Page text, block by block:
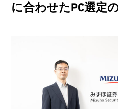
に合わせたPC選定